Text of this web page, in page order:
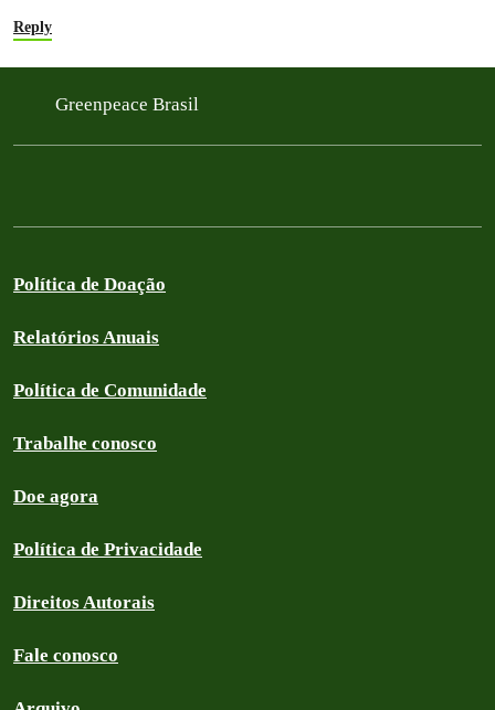
Reply
Greenpeace Brasil
Política de Doação
Relatórios Anuais
Política de Comunidade
Trabalhe conosco
Doe agora
Política de Privacidade
Direitos Autorais
Fale conosco